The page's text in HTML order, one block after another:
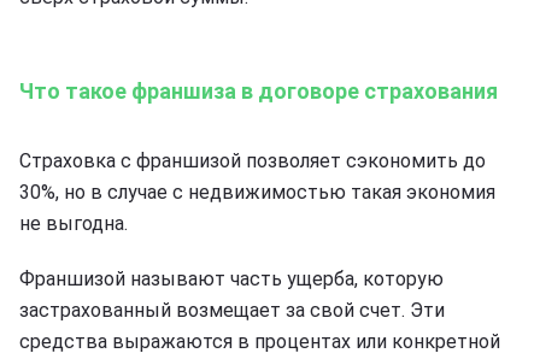
Что такое франшиза в договоре страхования
Страховка с франшизой позволяет сэкономить до
30%, но в случае с недвижимостью такая экономия
не выгодна.
Франшизой называют часть ущерба, которую
застрахованный возмещает за свой счет. Эти
средства выражаются в процентах или конкретной